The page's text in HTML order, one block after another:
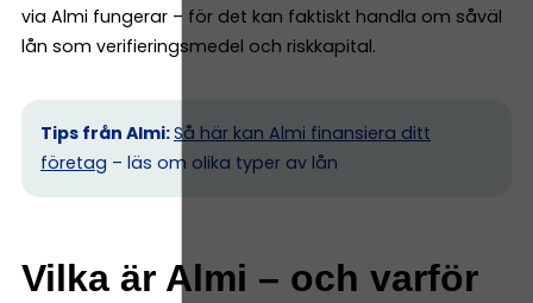
via Almi fungerar – för det kan faktiskt handla om såväl
lån som verifieringsmedel och riskkapital.
Tips från Almi:Så här kan Almi finansiera ditt
företag – läs om olika typer av lån
Vilka är Almi – och varför